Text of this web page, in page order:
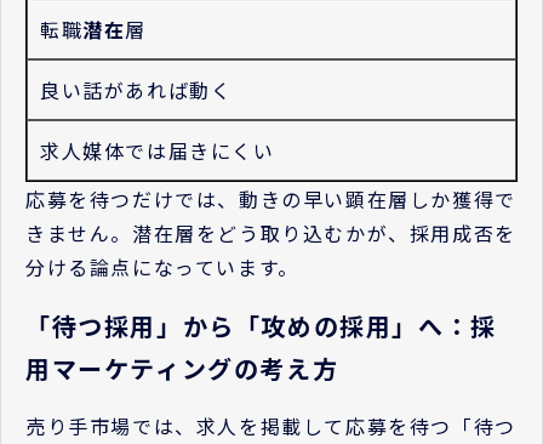
転職潜在層
良い話があれば動く
求人媒体では届きにくい
応募を待つだけでは、動きの早い顕在層しか獲得で
きません。潜在層をどう取り込むかが、採用成否を
分ける論点になっています。
「待つ採用」から「攻めの採用」へ：採
用マーケティングの考え方
売り手市場では、求人を掲載して応募を待つ「待つ